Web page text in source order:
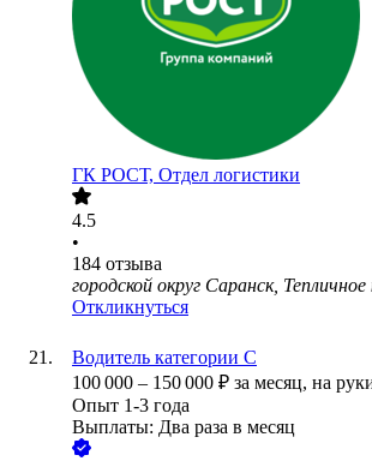
ГК РОСТ, Отдел логистики
4.5
•
184 отзыва
городской округ Саранск, Тепличное
Откликнуться
Водитель категории С
100 000 – 150 000 ₽ за месяц, на
Опыт 1-3 года
Выплаты: Два раза в месяц